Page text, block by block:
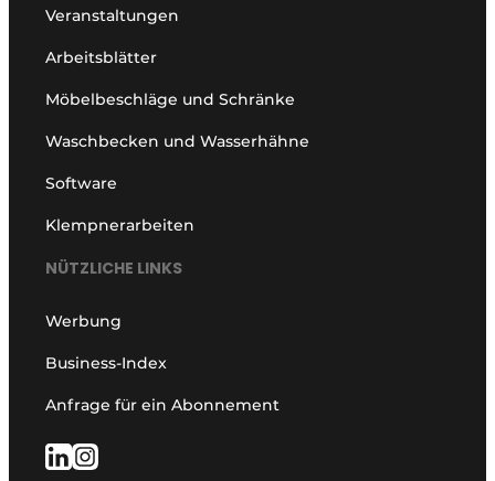
Veranstaltungen
Arbeitsblätter
Möbelbeschläge und Schränke
Waschbecken und Wasserhähne
Software
Klempnerarbeiten
NÜTZLICHE LINKS
Werbung
Business-Index
Anfrage für ein Abonnement